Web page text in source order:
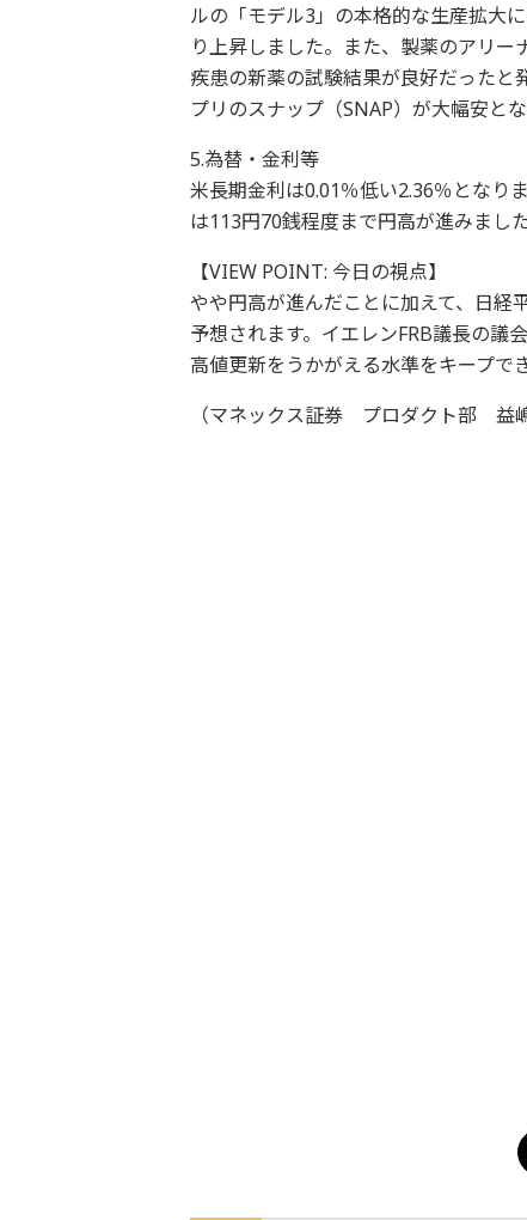
ルの「モデル3」の本格的な生産拡大
り上昇しました。また、製薬のアリ
疾患の新薬の試験結果が良好だった
プリのスナップ（SNAP）が大幅安と
5.為替・金利等
米長期金利は0.01％低い2.36％となり
は113円70銭程度まで円高が進みまし
【VIEW POINT: 今日の視点】
やや円高が進んだことに加えて、日経
予想されます。イエレンFRB議長の議
高値更新をうかがえる水準をキープで
（マネックス証券 プロダクト部 益嶋